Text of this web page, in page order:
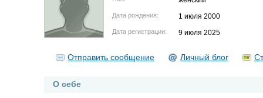
Дата рождения: 1 июля 2000
Дата регистрации: 9 июля 2025
Отправить сообщение Личный блог
О себе